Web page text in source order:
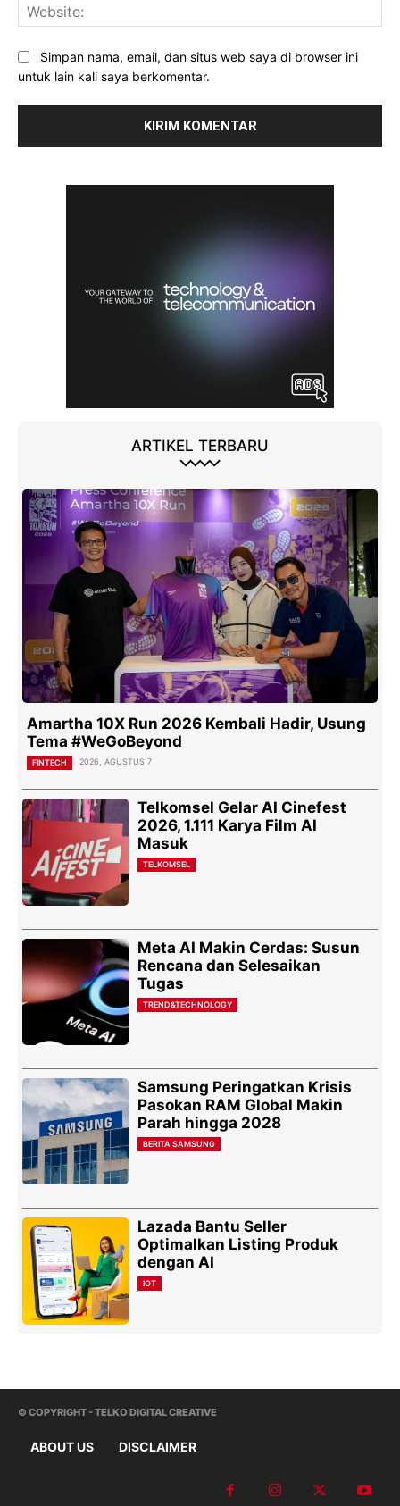
Simpan nama, email, dan situs web saya di browser ini
untuk lain kali saya berkomentar.
ARTIKEL TERBARU
Amartha 10X Run 2026 Kembali Hadir, Usung
Tema #WeGoBeyond
FINTECH 2026, AGUSTUS 7
Telkomsel Gelar AI Cinefest
2026, 1.111 Karya Film AI
Masuk
TELKOMSEL
Meta AI Makin Cerdas: Susun
Rencana dan Selesaikan
Tugas
TREND&TECHNOLOGY
Samsung Peringatkan Krisis
Pasokan RAM Global Makin
Parah hingga 2028
BERITA SAMSUNG
Lazada Bantu Seller
Optimalkan Listing Produk
dengan AI
IOT
© COPYRIGHT - TELKO DIGITAL CREATIVE
ABOUT US DISCLAIMER